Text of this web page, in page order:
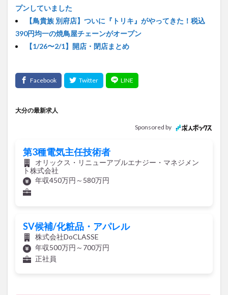
プンしていました
【鳥貴族 別府店】ついに『トリキ』がやってきた！税込
390円均一の焼鳥屋チェーンがオープン
【1/26〜2/1】開店・閉店まとめ
大分の最新求人
Sponsored by
第3種電気主任技術者
オリックス・リニューアブルエナジー・マネジメン
ト株式会社
年収450万円～580万円
SV候補/化粧品・アパレル
株式会社DoCLASSE
年収500万円～700万円
正社員